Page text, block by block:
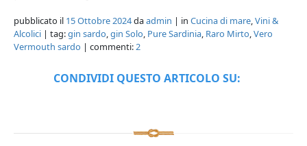
pubblicato il 15 Ottobre 2024daadmin | in Cucina di mare,Vini &
Alcolici | tag:gin sardo,gin Solo, Pure Sardinia, Raro Mirto,Vero
Vermouth sardo | commenti:2
CONDIVIDI QUESTO ARTICOLO SU: